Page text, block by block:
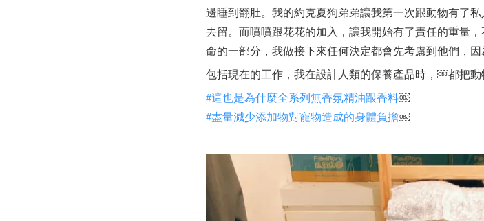
邊睡到翻肚。 我的約克夏狗弟弟讓我第一次跟動物有了私
去留。 而噴噴跟花花的加入，讓我開始有了責任的重量，
命的一部分， 我做接下來任何決定都會先考慮到他們，因
包括現在的工作，我在設計人類的保養產品時，￼都把動
#這也是為什麼全系列無香氛精油跟香料￼
#盡量減少添加物對寵物造成的身體負擔￼